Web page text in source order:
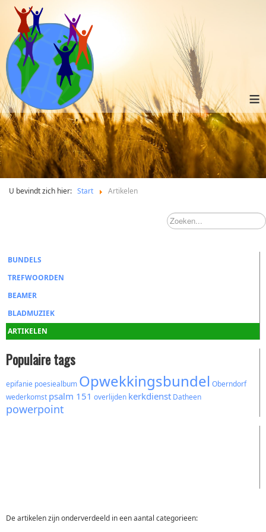
≡
U bevindt zich hier: Start Artikelen
BUNDELS
TREFWOORDEN
BEAMER
BLADMUZIEK
ARTIKELEN
Populaire tags
epifanie poesiealbum Opwekkingsbundel Oberndorf
wederkomst psalm 151 overlijden kerkdienst Datheen
powerpoint
De artikelen zijn onderverdeeld in een aantal categorieen: